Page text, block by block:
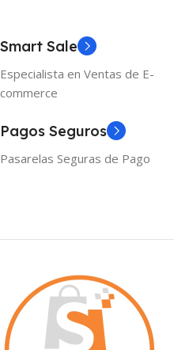
Smart Sale
Especialista en Ventas de E-
commerce
Pagos Seguros
Pasarelas Seguras de Pago